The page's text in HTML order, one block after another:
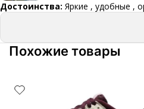
Достоинства: Яркие , удобные ,
Похожие товары